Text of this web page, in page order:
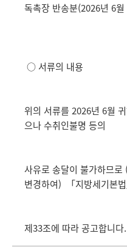
독촉장 반송분(2026년 6월
○ 서류의 내용
위의 서류를 2026년 6월
으나 수취인불명 등의
사유로 송달이 불가하므
변경하여) 「지방세기본법
제33조에 따라 공고합니다.